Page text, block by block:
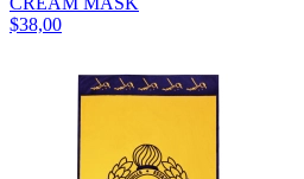
$38,00